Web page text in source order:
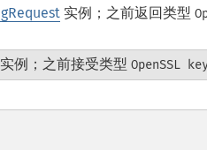
实例；之前返回类型
实例；之前接受类型 OpenSSL